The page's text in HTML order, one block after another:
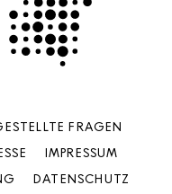
FRAGEN
IMPRESSUM
DATENSCHUTZ